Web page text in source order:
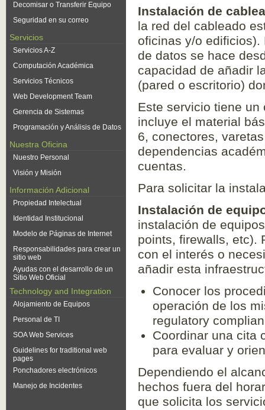
Decomisar o Transferir Equipo
Seguridad en su correo
Servicios
Servicios A-Z
Computación Académica
Servicios Técnicos
Web Development Team
Gerencia de Sistemas
Programación y Análisis de Datos
Nuestra Oficina
Nuestro Personal
Visión y Misión
Información Adicional
Propiedad Intelectual
Identidad Institucional
Modelo de Páginas de Internet
Responsabilidades para crear un
sitio web
Ayudas con el desarrollo de un
Sitio Web Oficial
Technology and Integration
Alojamiento de Equipos
Personal de TI
SOA Web Services
Guidelines for traditional web
pages
Ponchadores electrónicos
Manejo de Incidentes
Instalación de
la red del cableado
oficinas y/o
de datos se hace
capacidad de añadir
(pared o escritorio)
Este servicio tiene
incluye el material
6, conectores,
dependencias
cuentas.
Para solicitar la
Instalación de
instalación de
points, firewalls, etc).
con el interés o
añadir esta
Conocer los
operación de los
regulatory
Coordinar una cita
para evaluar y
Dependiendo el
hechos fuera del
que solicita los